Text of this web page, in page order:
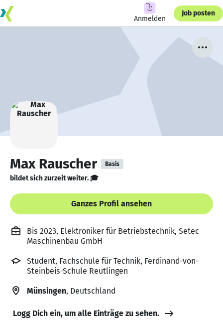
Anmelden
Job posten
Max Rauscher Basis
bildet sich zurzeit weiter. 🎓
Ganzes Profil ansehen
Bis 2023, Elektroniker für Betriebstechnik, Setec
Maschinenbau GmbH
Student, Fachschule für Technik, Ferdinand-von-
Steinbeis-Schule Reutlingen
Münsingen, Deutschland
Logg Dich ein, um alle Einträge zu sehen.